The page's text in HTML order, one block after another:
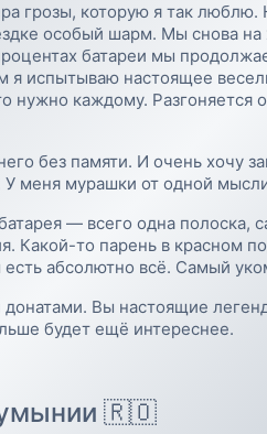
грозы, которую я так
особый шарм. Мы снова на
батареи мы
испытываю настоящее
каждому. Разгоняется
без памяти. И очень
меня мурашки от одной
— всего одна полоска,
Какой-то парень в красном
абсолютно всё. Самый
Вы настоящие
будет ещё интереснее.
🇷🇴